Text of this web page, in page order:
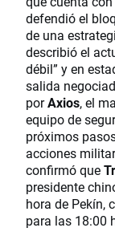
defendió el
de una
describió el
débil” y en
salida
porAxios, el
equipo de
próximos
acciones
confirmó que
presidente
hora de Pekín,
para las 18:00